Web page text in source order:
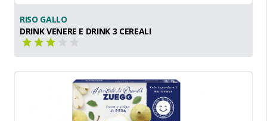
RISO GALLO
DRINK VENERE E DRINK 3 CEREALI